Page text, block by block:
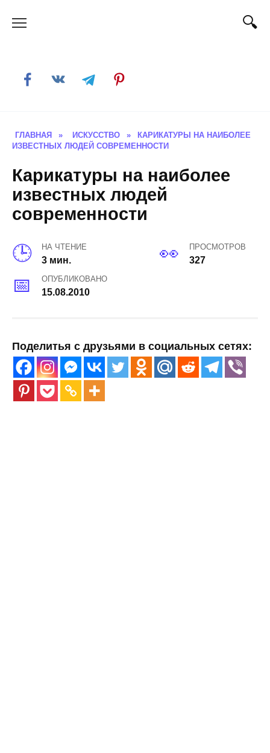
ГЛАВНАЯ » ИСКУССТВО »
КАРИКАТУРЫ НА НАИБОЛЕЕ
ИЗВЕСТНЫХ ЛЮДЕЙ СОВРЕМЕННОСТИ
Карикатуры на наиболее
известных людей
современности
НА ЧТЕНИЕ
3 мин.
ПРОСМОТРОВ
327
ОПУБЛИКОВАНО
15.08.2010
Поделитья с друзьями в социальных сетях: